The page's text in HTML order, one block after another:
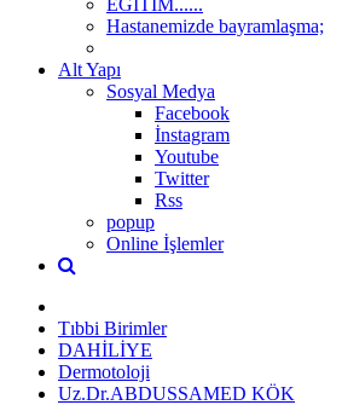
Hastanemizde bayramlaşma;
Alt Yapı
Sosyal Medya
Facebook
İnstagram
Youtube
Twitter
Rss
popup
Online İşlemler
Tıbbi Birimler
DAHİLİYE
Dermotoloji
Uz.Dr.ABDUSSAMED KÖK